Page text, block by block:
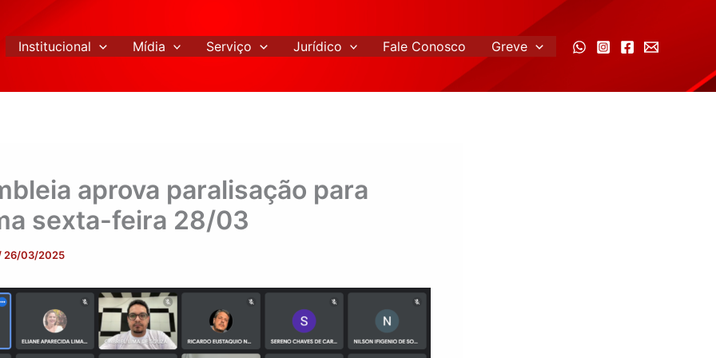
Institucional Mídia Serviço Jurídico Fale Conosco Greve
aprova paralisação para
sexta-feira 28/03
26/03/2025